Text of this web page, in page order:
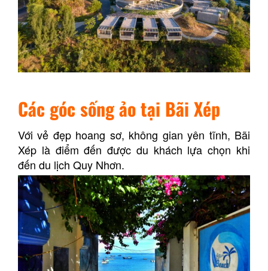
Các góc sống ảo tại Bãi Xép
Với vẻ đẹp hoang sơ, không gian yên tĩnh, Bãi
Xép là điểm đến được du khách lựa chọn khi
đến du lịch Quy Nhơn.